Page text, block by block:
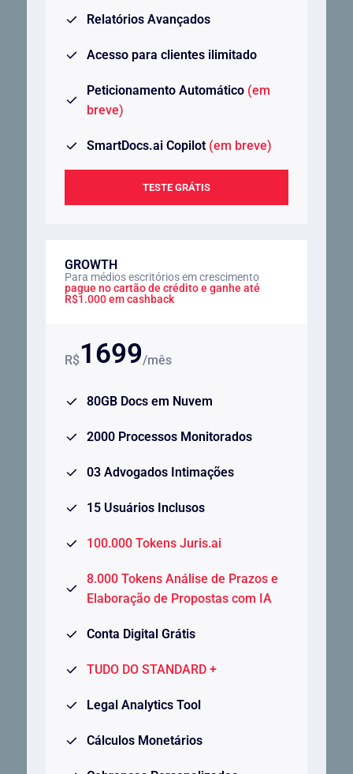
Relatórios Avançados
Acesso para clientes ilimitado
Peticionamento Automático (em
breve)
SmartDocs.ai Copilot (em breve)
TESTE GRÁTIS
GROWTH
Para médios escritórios em crescimento
pague no cartão de crédito e ganhe até
R$1.000 em cashback
R$1699/mês
80GB Docs em Nuvem
2000 Processos Monitorados
03 Advogados Intimações
15 Usuários Inclusos
100.000 Tokens Juris.ai
8.000 Tokens Análise de Prazos e
Elaboração de Propostas com IA
Conta Digital Grátis
TUDO DO STANDARD +
Legal Analytics Tool
Cálculos Monetários